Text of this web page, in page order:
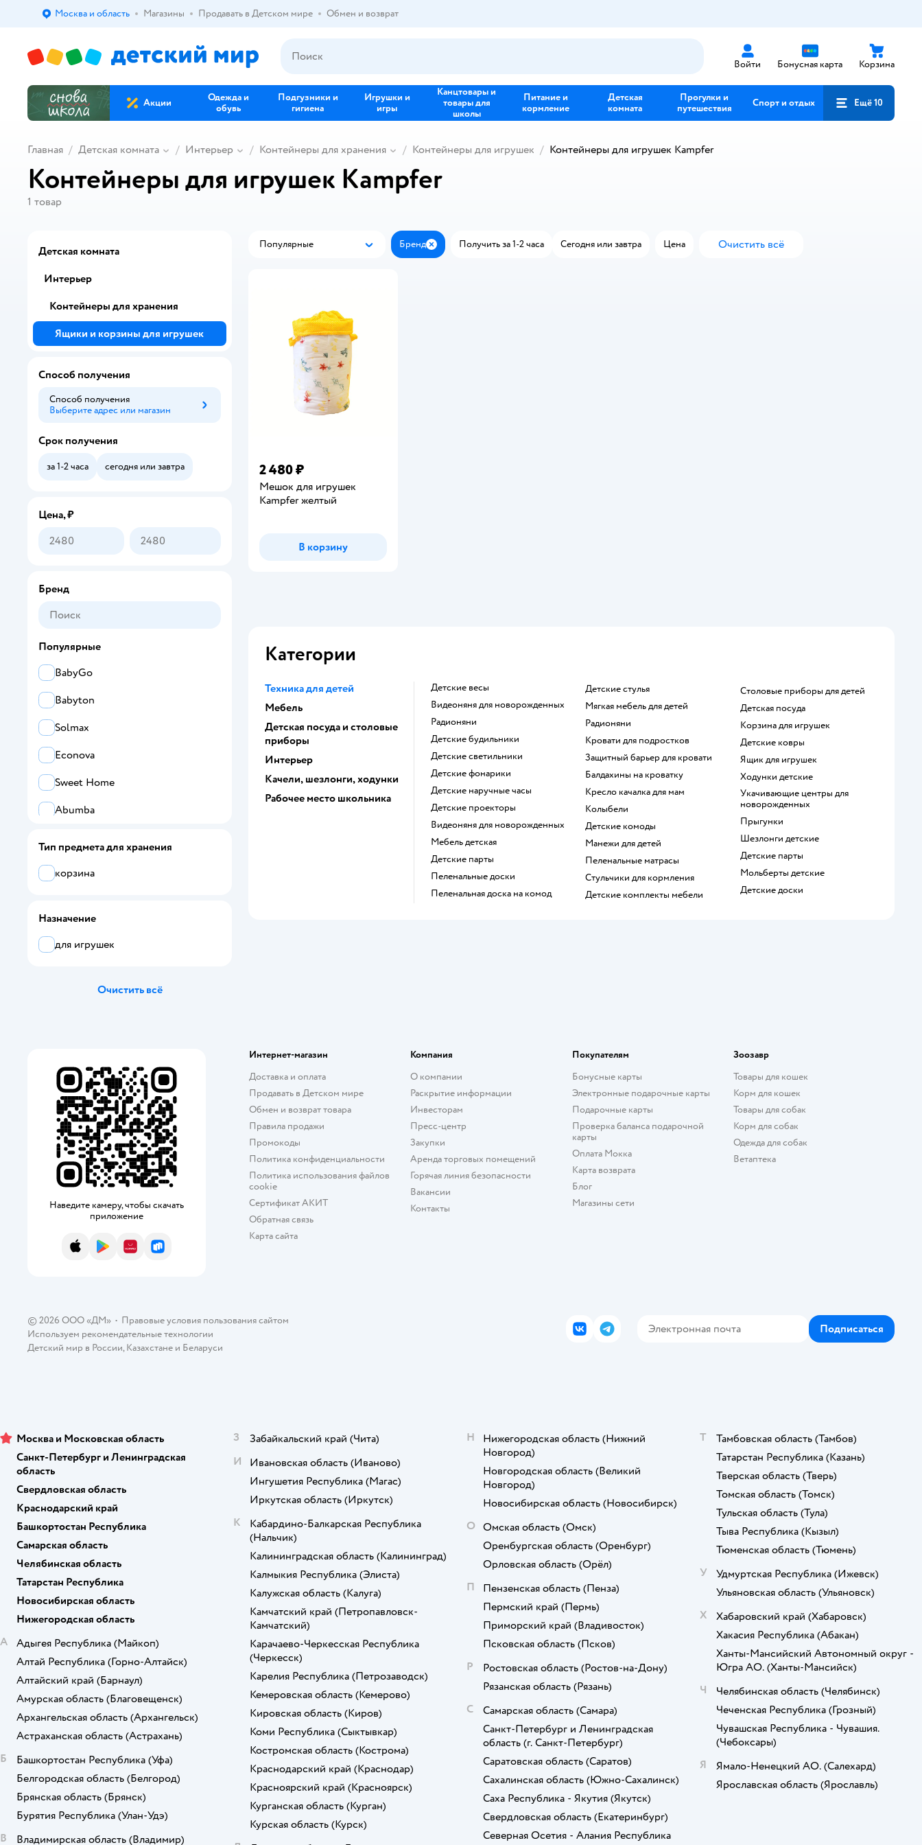
Выбор адреса доставки.
Москва и область Магазины Продавать в Детском мире Обмен и возврат
Войти Бонусная карта Корзина
Акции
Одежда и
обувь
Подгузники и
гигиена
Игрушки и
игры
Канцтовары и
товары для
школы
Питание и
кормление
Детская
комната
Прогулки и
путешествия
Спорт и отдых Ещё 10
Главная Детская комната Интерьер Контейнеры для хранения Контейнеры для игрушек Контейнеры для игрушек Kampfer
Контейнеры для игрушек Kampfer
1 товар
Популярные
Популярные Бренд ЗакрытьПолучить за 1-2 часа Сегодня или завтра Цена Очистить всё
2 480 ₽
Мешок для игрушек
Kampfer желтый
В корзину
Категории
Техника для детей
Мебель
Детская посуда и столовые
приборы
Интерьер
Качели, шезлонги, ходунки
Рабочее место школьника
Детские весы
Видеоняня для новорожденных
Радионяни
Детские будильники
Детские светильники
Детские фонарики
Детские наручные часы
Детские проекторы
Видеоняня для новорожденных
Мебель детская
Детские парты
Пеленальные доски
Пеленальная доска на комод
Детские стулья
Мягкая мебель для детей
Радионяни
Кровати для подростков
Защитный барьер для кровати
Балдахины на кроватку
Кресло качалка для мам
Колыбели
Детские комоды
Манежи для детей
Пеленальные матрасы
Стульчики для кормления
Детские комплекты мебели
Столовые приборы для детей
Детская посуда
Корзина для игрушек
Детские ковры
Ящик для игрушек
Ходунки детские
Укачивающие центры для
новорожденных
Прыгунки
Шезлонги детские
Детские парты
Мольберты детские
Детские доски
Детская комната
Интерьер
Контейнеры для хранения
Ящики и корзины для игрушек
Способ получения
Способ получения
Выберите адрес или магазин
Способ получения
Срок получения
за 1-2 часа сегодня или завтра
Цена, ₽
Бренд
Популярные
BabyGo
Babyton
Solmax
Econova
Sweet Home
Abumba
Textile NN
Все
Babyton
BAZUMI
be:plast
BUBA KIDS
CASY HOME
Econova
Happy Baby
Lalababy
MOXXOW
PalisWood
PAPPADO
Pema kids
ROBO MASTER
Solmax
Sweet Home
TSARDANY
Verde
Тип предмета для хранения
корзина
Назначение
для игрушек
Очистить всё
Наведите камеру, чтобы скачать
приложение
App StoreGoogle Play
AppGallery
RuStore
Интернет-магазин
Доставка и оплата
Продавать в Детском мире
Обмен и возврат товара
Правила продажи
Промокоды
Политика конфиденциальности
Политика использования файлов
cookie
Сертификат АКИТ
Обратная связь
Карта сайта
Компания
О компании
Раскрытие информации
Инвесторам
Пресс-центр
Закупки
Аренда торговых помещений
Горячая линия безопасности
Вакансии
Контакты
Покупателям
Бонусные карты
Электронные подарочные карты
Подарочные карты
Проверка баланса подарочной
карты
Оплата Мокка
Карта возврата
Блог
Магазины сети
Зоозавр
Товары для кошек
Корм для кошек
Товары для собак
Корм для собак
Одежда для собак
Ветаптека
© 2026 ООО «ДМ» • Правовые условия пользования сайтом
Используем рекомендательные технологии
Детский мир в России,Казахстане и Беларуси
ВКонтактеTelegram Подписаться
Москва и Московская область
Санкт-Петербург и Ленинградская
область
Свердловская область
Краснодарский край
Башкортостан Республика
Самарская область
Челябинская область
Татарстан Республика
Новосибирская область
Нижегородская область
А
Адыгея Республика (Майкоп)
Алтай Республика (Горно-Алтайск)
Алтайский край (Барнаул)
Амурская область (Благовещенск)
Архангельская область (Архангельск)
Астраханская область (Астрахань)
Б
Башкортостан Республика (Уфа)
Белгородская область (Белгород)
Брянская область (Брянск)
Бурятия Республика (Улан-Удэ)
В
Владимирская область (Владимир)
З Забайкальский край (Чита)
И
Ивановская область (Иваново)
Ингушетия Республика (Магас)
Иркутская область (Иркутск)
К
Кабардино-Балкарская Республика
(Нальчик)
Калининградская область (Калининград)
Калмыкия Республика (Элиста)
Калужская область (Калуга)
Камчатский край (Петропавловск-
Камчатский)
Карачаево-Черкесская Республика
(Черкесск)
Карелия Республика (Петрозаводск)
Кемеровская область (Кемерово)
Кировская область (Киров)
Коми Республика (Сыктывкар)
Костромская область (Кострома)
Краснодарский край (Краснодар)
Красноярский край (Красноярск)
Курганская область (Курган)
Курская область (Курск)
Н Нижегородская область (Нижний
Новгород)
Новгородская область (Великий
Новгород)
Новосибирская область (Новосибирск)
О Омская область (Омск)
Оренбургская область (Оренбург)
Орловская область (Орёл)
П
Пензенская область (Пенза)
Пермский край (Пермь)
Приморский край (Владивосток)
Псковская область (Псков)
Р
Ростовская область (Ростов-на-Дону)
Рязанская область (Рязань)
С
Самарская область (Самара)
Санкт-Петербург и Ленинградская
область (г. Санкт-Петербург)
Саратовская область (Саратов)
Сахалинская область (Южно-Сахалинск)
Саха Республика - Якутия (Якутск)
Свердловская область (Екатеринбург)
Северная Осетия - Алания Республика
Т Тамбовская область (Тамбов)
Татарстан Республика (Казань)
Тверская область (Тверь)
Томская область (Томск)
Тульская область (Тула)
Тыва Республика (Кызыл)
Тюменская область (Тюмень)
У
Удмуртская Республика (Ижевск)
Ульяновская область (Ульяновск)
Х
Хабаровский край (Хабаровск)
Хакасия Республика (Абакан)
Ханты-Мансийский Автономный округ -
Югра АО. (Ханты-Мансийск)
Ч
Челябинская область (Челябинск)
Чеченская Республика (Грозный)
Чувашская Республика - Чувашия.
(Чебоксары)
Я
Ямало-Ненецкий АО. (Салехард)
Ярославская область (Ярославль)